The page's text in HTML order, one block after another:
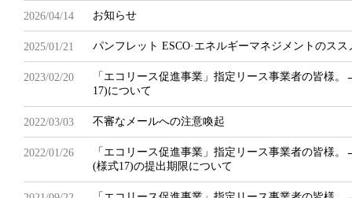
2026/04/14 お知らせ
2025/01/21 パンフレット ESCO·エネルギーマネジメントのスス
2023/02/20
「エコリース促進事業」指定リース事業者の皆様
17)について
2022/03/03 不審なメールへの注意喚起
2022/01/26
「エコリース促進事業」指定リース事業者の皆様
(様式17)の提出期限について